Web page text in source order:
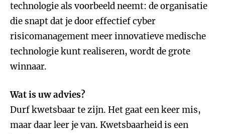
technologie als voorbeeld neemt: de organisatie
die snapt dat je door effectief cyber
risicomanagement meer innovatieve medische
technologie kunt realiseren, wordt de grote
winnaar.
Wat is uw advies?
Durf kwetsbaar te zijn. Het gaat een keer mis,
maar daar leer je van. Kwetsbaarheid is een